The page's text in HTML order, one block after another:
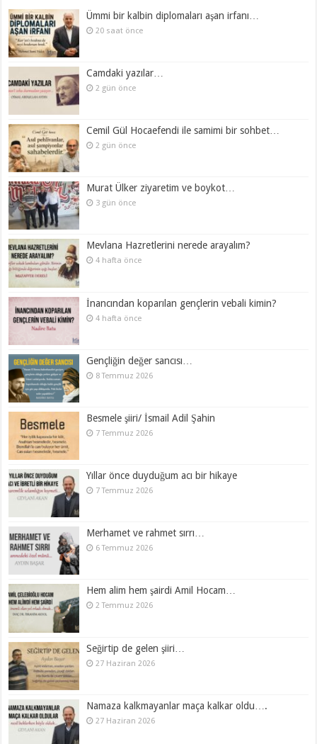
Ümmi bir kalbin diplomaları aşan irfanı…
20 saat önce
Camdaki yazılar…
2 gün önce
Cemil Gül Hocaefendi ile samimi bir sohbet…
2 gün önce
Murat Ülker ziyaretim ve boykot…
3 gün önce
Mevlana Hazretlerini nerede arayalım?
4 hafta önce
İnancından koparılan gençlerin vebali kimin?
4 hafta önce
Gençliğin değer sancısı…
8 Temmuz 2026
Besmele şiiri/ İsmail Adil Şahin
7 Temmuz 2026
Yıllar önce duyduğum acı bir hikaye
7 Temmuz 2026
Merhamet ve rahmet sırrı…
6 Temmuz 2026
Hem alim hem şairdi Amil Hocam…
2 Temmuz 2026
Seğirtip de gelen şiiri…
27 Haziran 2026
Namaza kalkmayanlar maça kalkar oldu….
27 Haziran 2026